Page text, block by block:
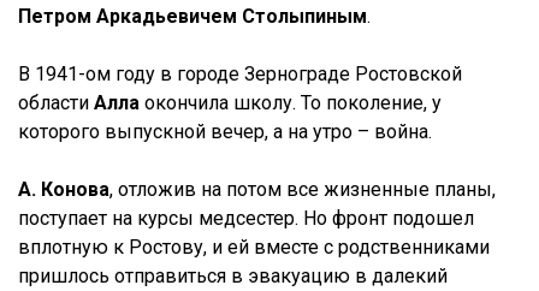
Петром Аркадьевичем Столыпиным.
В 1941-ом году в городе Зернограде Ростовской
области Алла окончила школу. То поколение, у
которого выпускной вечер, а на утро – война.
А. Конова, отложив на потом все жизненные планы,
поступает на курсы медсестер. Но фронт подошел
вплотную к Ростову, и ей вместе с родственниками
пришлось отправиться в эвакуацию в далекий